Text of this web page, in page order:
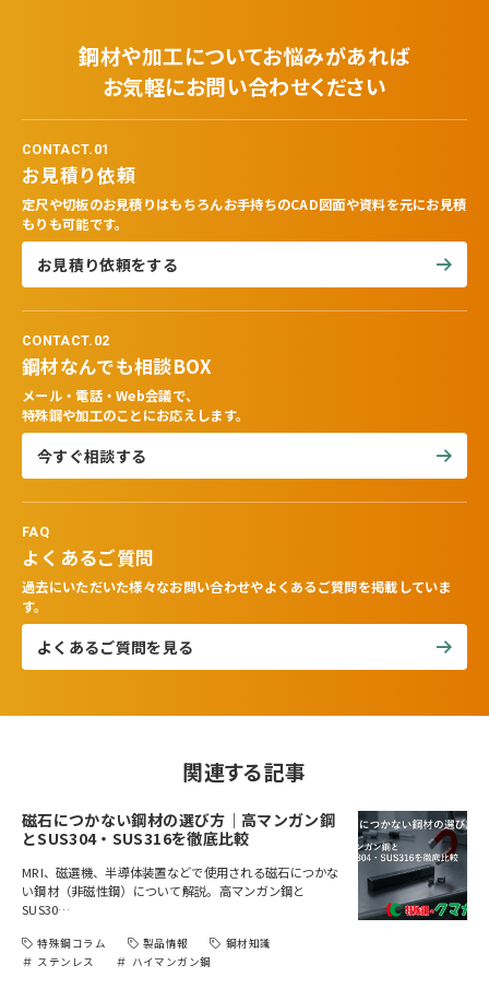
鋼材や加工についてお悩みがあれば
お気軽にお問い合わせください
CONTACT.01
お見積り依頼
定尺や切板のお見積りはもちろんお手持ちのCAD図面や資料を元にお見積
もりも可能です。
お見積り依頼をする
CONTACT.02
鋼材なんでも相談BOX
メール・電話・Web会議で、
特殊鋼や加工のことにお応えします。
今すぐ相談する
FAQ
よくあるご質問
過去にいただいた様々なお問い合わせやよくあるご質問を掲載していま
す。
よくあるご質問を見る
関連する記事
磁石につかない鋼材の選び方｜高マンガン鋼
とSUS304・SUS316を徹底比較
MRI、磁選機、半導体装置などで使用される磁石につかな
い鋼材（非磁性鋼）について解説。高マンガン鋼と
SUS30…
特殊鋼コラム 製品情報
鋼材知識
ステンレス
ハイマンガン鋼